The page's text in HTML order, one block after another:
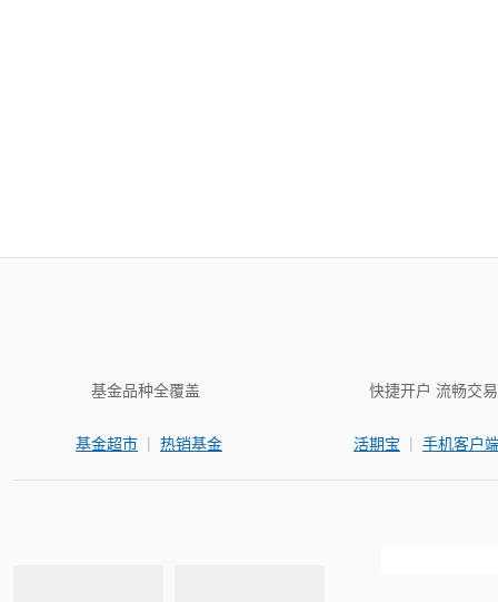
基金品种全覆盖
基金超市 | 热销基金
快捷开户 流畅交易
活期宝 | 手机客户